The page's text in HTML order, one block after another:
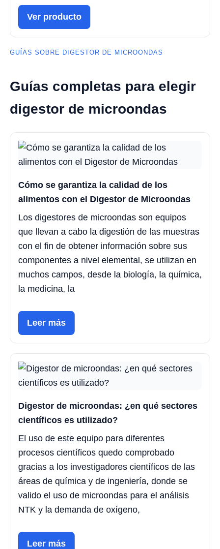
Ver producto
GUÍAS SOBRE DIGESTOR DE MICROONDAS
Guías completas para elegir
digestor de microondas
Cómo se garantiza la calidad de los
alimentos con el Digestor de Microondas
Los digestores de microondas son equipos
que llevan a cabo la digestión de las muestras
con el fin de obtener información sobre sus
componentes a nivel elemental, se utilizan en
muchos campos, desde la biología, la química,
la medicina, la
Leer más
Digestor de microondas: ¿en qué sectores
científicos es utilizado?
El uso de este equipo para diferentes
procesos científicos quedo comprobado
gracias a los investigadores científicos de las
áreas de química y de ingeniería, donde se
valido el uso de microondas para el análisis
NTK y la demanda de oxígeno,
Leer más